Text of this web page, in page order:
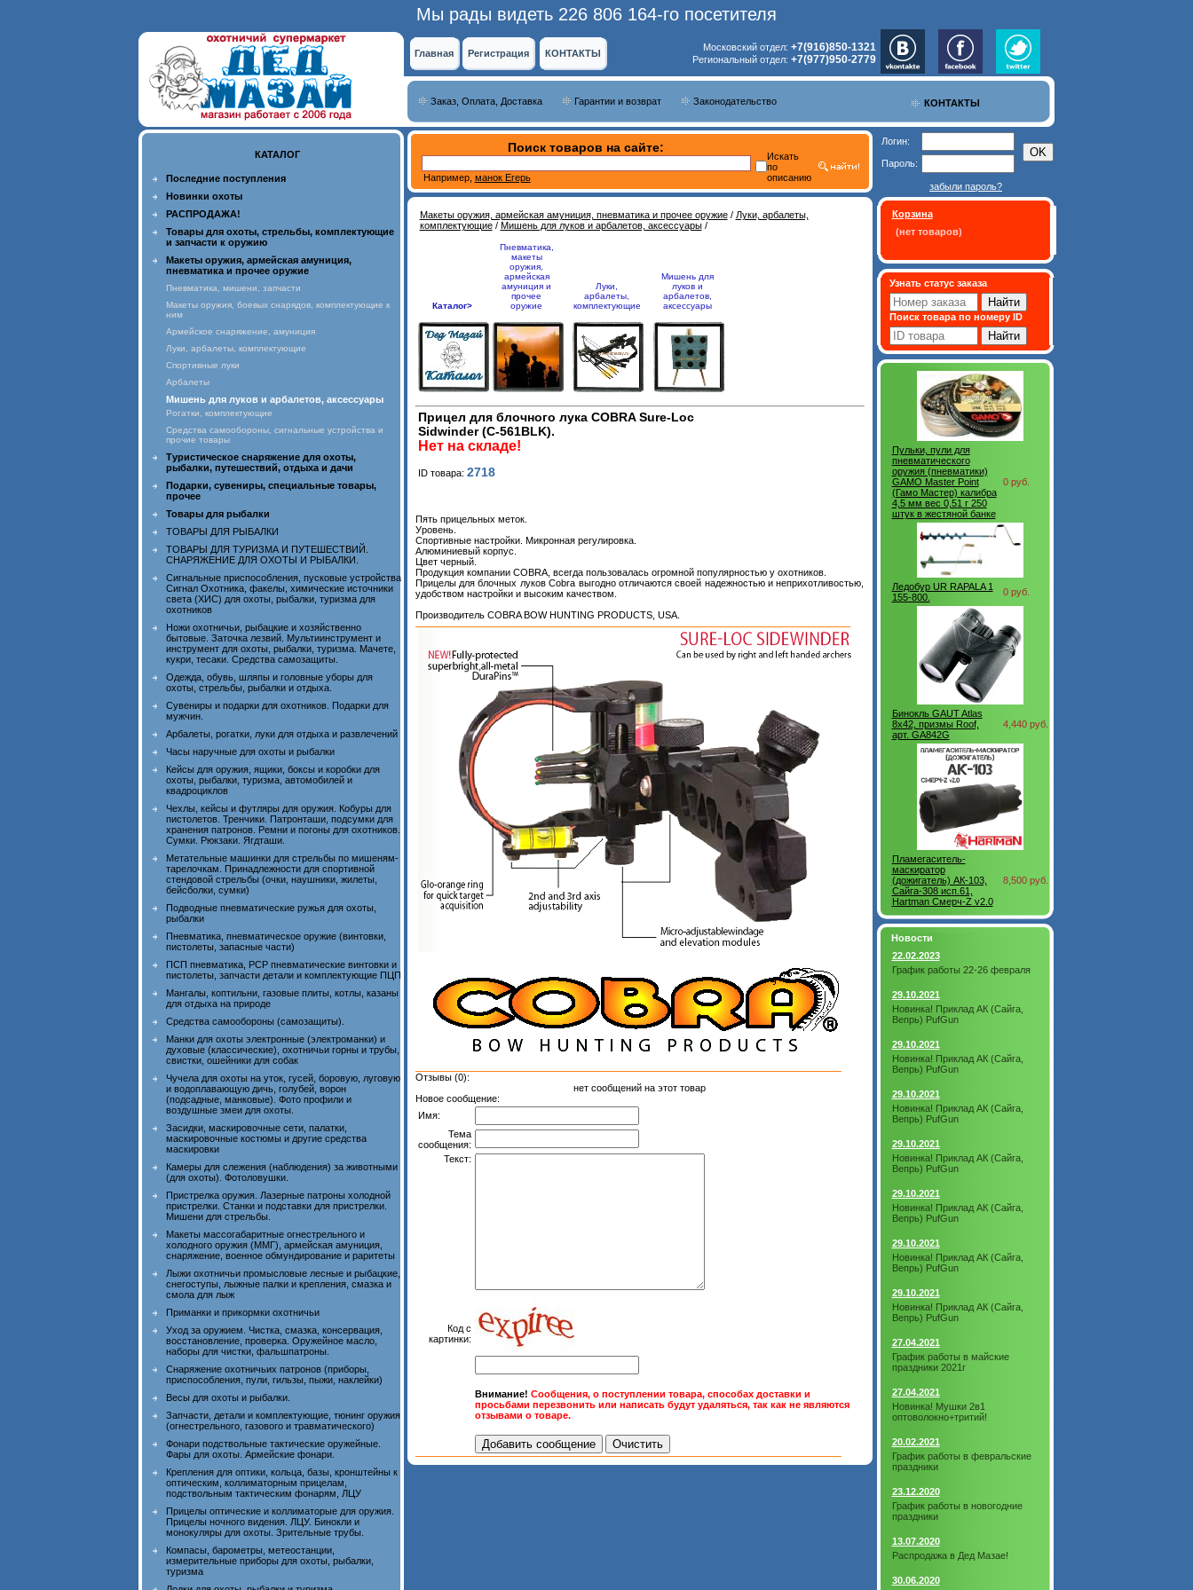
Мы рады видеть 226 806 164-го посетителя
Главная Регистрация КОНТАКТЫ
Московский отдел: +7(916)850-1321
Региональный отдел: +7(977)950-2779
КОНТАКТЫ
Заказ, Оплата, Доставка Гарантии и возврат Законодательство
КАТАЛОГ
Последние поступления
Новинки охоты
РАСПРОДАЖА!
Товары для охоты, стрельбы, комплектующие
и запчасти к оружию
Макеты оружия, армейская амуниция,
пневматика и прочее оружие
Пневматика, мишени, запчасти
Макеты оружия, боевых снарядов, комплектующие к
ним
Армейское снаряжение, амуниция
Луки, арбалеты, комплектующие
Спортивные луки
Арбалеты
Мишень для луков и арбалетов, аксессуары
Рогатки, комплектующие
Средства самообороны, сигнальные устройства и
прочие товары
Туристическое снаряжение для охоты,
рыбалки, путешествий, отдыха и дачи
Подарки, сувениры, специальные товары,
прочее
Товары для рыбалки
ТОВАРЫ ДЛЯ РЫБАЛКИ
ТОВАРЫ ДЛЯ ТУРИЗМА И ПУТЕШЕСТВИЙ.
СНАРЯЖЕНИЕ ДЛЯ ОХОТЫ И РЫБАЛКИ.
Сигнальные приспособления, пусковые устройства
Сигнал Охотника, факелы, химические источники
света (ХИС) для охоты, рыбалки, туризма для
охотников
Ножи охотничьи, рыбацкие и хозяйственно
бытовые. Заточка лезвий. Мультиинструмент и
инструмент для охоты, рыбалки, туризма. Мачете,
кукри, тесаки. Средства самозащиты.
Одежда, обувь, шляпы и головные уборы для
охоты, стрельбы, рыбалки и отдыха.
Сувениры и подарки для охотников. Подарки для
мужчин.
Арбалеты, рогатки, луки для отдыха и развлечений
Часы наручные для охоты и рыбалки
Кейсы для оружия, ящики, боксы и коробки для
охоты, рыбалки, туризма, автомобилей и
квадроциклов
Чехлы, кейсы и футляры для оружия. Кобуры для
пистолетов. Тренчики. Патронташи, подсумки для
хранения патронов. Ремни и погоны для охотников.
Сумки. Рюкзаки. Ягдташи.
Метательные машинки для стрельбы по мишеням-
тарелочкам. Принадлежности для спортивной
стендовой стрельбы (очки, наушники, жилеты,
бейсболки, сумки)
Подводные пневматические ружья для охоты,
рыбалки
Пневматика, пневматическое оружие (винтовки,
пистолеты, запасные части)
ПСП пневматика, PCP пневматические винтовки и
пистолеты, запчасти детали и комплектующие ПЦП
Мангалы, коптильни, газовые плиты, котлы, казаны
для отдыха на природе
Средства самообороны (самозащиты).
Манки для охоты электронные (электроманки) и
духовые (классические), охотничьи горны и трубы,
свистки, ошейники для собак
Чучела для охоты на уток, гусей, боровую, луговую
и водоплавающую дичь, голубей, ворон
(подсадные, манковые). Фото профили и
воздушные змеи для охоты.
Засидки, маскировочные сети, палатки,
маскировочные костюмы и другие средства
маскировки
Камеры для слежения (наблюдения) за животными
(для охоты). Фотоловушки.
Пристрелка оружия. Лазерные патроны холодной
пристрелки. Станки и подставки для пристрелки.
Мишени для стрельбы.
Макеты массогабаритные огнестрельного и
холодного оружия (ММГ), армейская амуниция,
снаряжение, военное обмундирование и раритеты
Лыжи охотничьи промысловые лесные и рыбацкие,
снегоступы, лыжные палки и крепления, смазка и
смола для лыж
Приманки и прикормки охотничьи
Уход за оружием. Чистка, смазка, консервация,
восстановление, проверка. Оружейное масло,
наборы для чистки, фальшпатроны.
Снаряжение охотничьих патронов (приборы,
приспособления, пули, гильзы, пыжи, наклейки)
Весы для охоты и рыбалки.
Запчасти, детали и комплектующие, тюнинг оружия
(огнестрельного, газового и травматического)
Фонари подствольные тактические оружейные.
Фары для охоты. Армейские фонари.
Крепления для оптики, кольца, базы, кронштейны к
оптическим, коллиматорным прицелам,
подствольным тактическим фонарям, ЛЦУ
Прицелы оптические и коллиматорые для оружия.
Прицелы ночного видения. ЛЦУ. Бинокли и
монокуляры для охоты. Зрительные трубы.
Компасы, барометры, метеостанции,
измерительные приборы для охоты, рыбалки,
туризма
Поиск товаров на сайте:
Например, манок Егерь
Искать
по
описанию
Макеты оружия, армейская амуниция, пневматика и прочее оружие/ Луки, арбалеты,
комплектующие/ Мишень для луков и арбалетов, аксессуары/
Каталог>
Пневматика,
макеты
оружия,
армейская
амуниция и
прочее
оружие
Луки,
арбалеты,
комплектующие
Мишень для
луков и
арбалетов,
аксессуары
Прицел для блочного лука COBRA Sure-Loc
Sidwinder (C-561BLK).
Нет на складе!
ID товара: 2718
Пять прицельных меток.
Уровень.
Спортивные настройки. Микронная регулировка.
Алюминиевый корпус.
Цвет черный.
Продукция компании COBRA, всегда пользовалась огромной популярностью у охотников.
Прицелы для блочных луков Cobra выгодно отличаются своей надежностью и неприхотливостью,
удобством настройки и высоким качеством.
Производитель COBRA BOW HUNTING PRODUCTS, USA.
Отзывы (0):
нет сообщений на этот товар
Новое сообщение:
Имя:
Тема
сообщения:
Текст:
Код с
картинки:
Внимание! Сообщения, о поступлении товара, способах доставки и
просьбами перезвонить или написать будут удаляться, так как не являются
отзывами о товаре.
Логин:
Пароль:
забыли пароль?
Корзина
(нет товаров)
Узнать статус заказа
Поиск товара по номеру ID
Пульки, пули для
пневматического
оружия (пневматики)
GAMO Master Point
(Гамо Мастер) калибра
4,5 мм вес 0,51 г 250
штук в жестяной банке
0 руб.
Ледобур UR RAPALA 1
155-800.
0 руб.
Бинокль GAUT Atlas
8x42, призмы Roof,
арт. GA842G
4,440 руб.
Пламегаситель-
маскиратор
(дожигатель) АК-103,
Сайга-308 исп.61,
Hartman Смерч-Z v2.0
8,500 руб.
Новости
22.02.2023
График работы 22-26 февраля
29.10.2021
Новинка! Приклад АК (Сайга,
Вепрь) PufGun
29.10.2021
Новинка! Приклад АК (Сайга,
Вепрь) PufGun
29.10.2021
Новинка! Приклад АК (Сайга,
Вепрь) PufGun
29.10.2021
Новинка! Приклад АК (Сайга,
Вепрь) PufGun
29.10.2021
Новинка! Приклад АК (Сайга,
Вепрь) PufGun
29.10.2021
Новинка! Приклад АК (Сайга,
Вепрь) PufGun
29.10.2021
Новинка! Приклад АК (Сайга,
Вепрь) PufGun
27.04.2021
График работы в майские
праздники 2021г
27.04.2021
Новинка! Мушки 2в1
оптоволокно+тритий!
20.02.2021
График работы в февральские
праздники
23.12.2020
График работы в новогодние
праздники
13.07.2020
Распродажа в Дед Мазае!
30.06.2020